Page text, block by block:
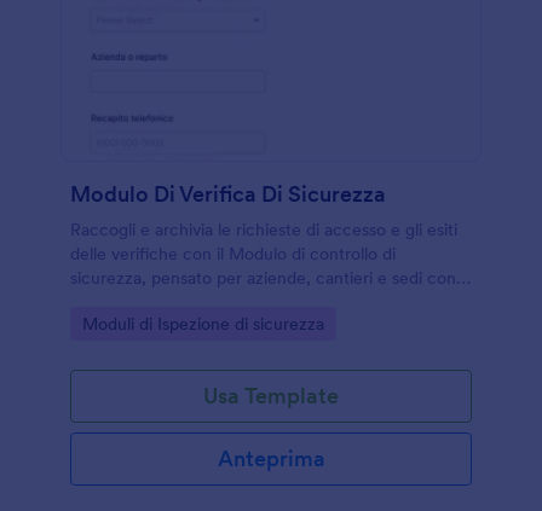
Modulo Di Verifica Di Sicurezza
Raccogli e archivia le richieste di accesso e gli esiti
delle verifiche con il Modulo di controllo di
sicurezza, pensato per aziende, cantieri e sedi con
ordinata con Jotform.
Go to Category:
Moduli di Ispezione di sicurezza
Usa Template
Anteprima